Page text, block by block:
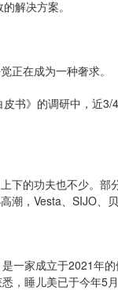
解决方案。
正在成为一种奢求。
书》的调研中，近3/
下的功夫也不少。
潮，Vesta、SIJO、
一家成立于2021年
，睡儿美已于今年5